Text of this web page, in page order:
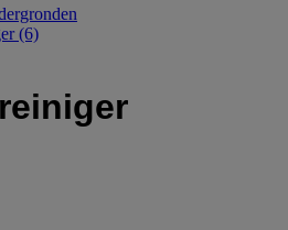
(6)